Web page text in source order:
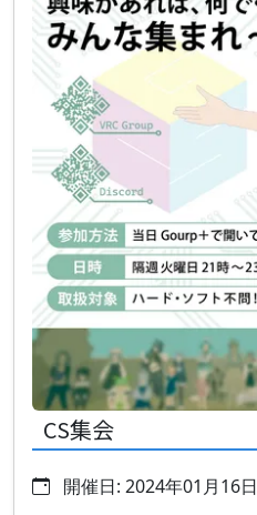
CS集会
開催日: 2024年01月16日